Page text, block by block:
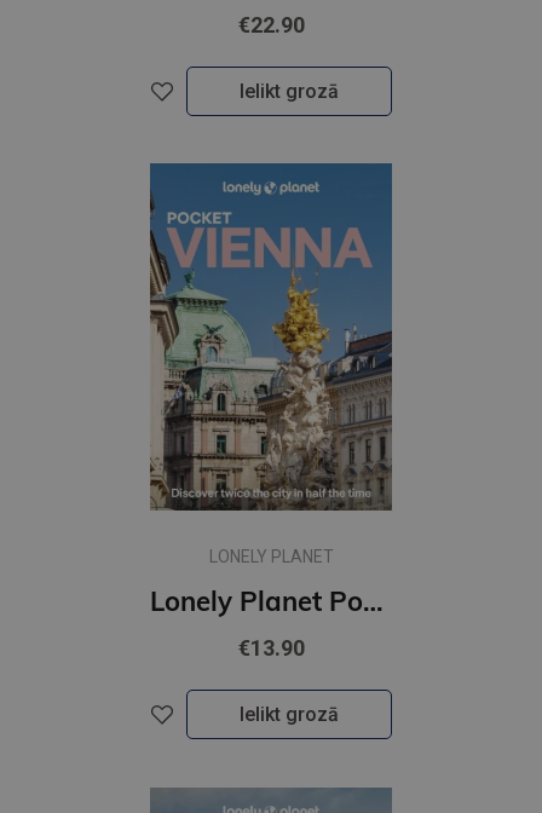
€22.90
Ielikt grozā
LONELY PLANET
Lonely Planet Pocket Vienna : Discover Twice the City in Half the Time | Top Sights | Maps
€13.90
Ielikt grozā